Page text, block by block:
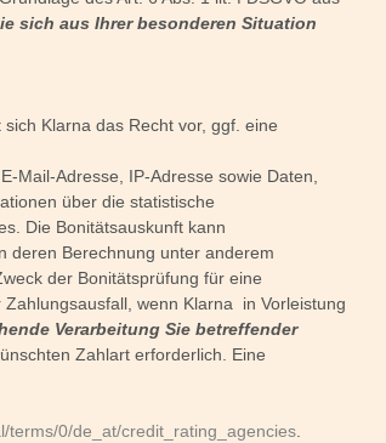
sich aus Ihrer besonderen Situation
Klarna das Recht vor, ggf. eine
Mail-Adresse, IP-Adresse sowie Daten,
über die statistische
Die Bonitätsauskunft kann
deren Berechnung unter anderem
der Bonitätsprüfung für eine
wenn Klarna in Vorleistung
Verarbeitung Sie betreffender
Zahlart erforderlich. Eine
terms/0/de_at/credit_rating_agencies